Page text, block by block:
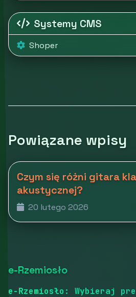
Systemy CMS
Shoper
Powiązane wpisy
Czym się różni gitara
akustycznej?
20 lutego 2026
e-Rzemiosło
e-Rzemiosło: Wybieraj